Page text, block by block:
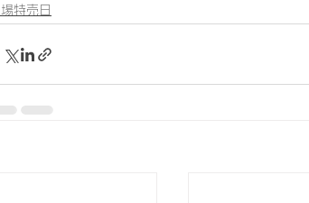
場特売日